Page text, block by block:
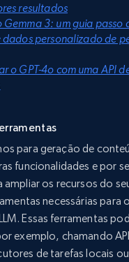
resultados
3: um guia passo
personalizado de
o GPT-4o com uma API
para geração de
funcionalidades e por
ampliar os recursos do
necessárias para
Essas ferramentas
exemplo, chamando
de tarefas locais